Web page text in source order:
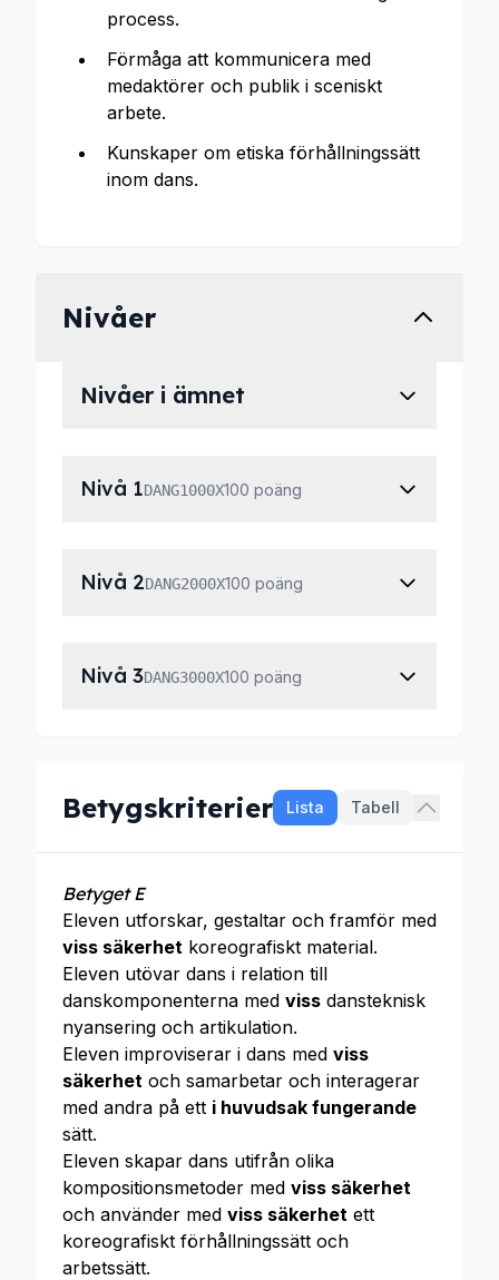
process.
Förmåga att kommunicera med
medaktörer och publik i sceniskt
arbete.
Kunskaper om etiska förhållningssätt
inom dans.
Nivåer
Nivåer i ämnet
Nivå 1DANG1000X100 poäng
Nivå 2DANG2000X100 poäng
Nivå 3DANG3000X100 poäng
Betygskriterier Lista Tabell
Betyget E
Eleven utforskar, gestaltar och framför med
viss säkerhet koreografiskt material.
Eleven utövar dans i relation till
danskomponenterna med viss dansteknisk
nyansering och artikulation.
Eleven improviserar i dans med viss
säkerhet och samarbetar och interagerar
med andra på ett i huvudsak fungerande
sätt.
Eleven skapar dans utifrån olika
kompositionsmetoder med viss säkerhet
och använder med viss säkerhet ett
koreografiskt förhållningssätt och
arbetssätt.